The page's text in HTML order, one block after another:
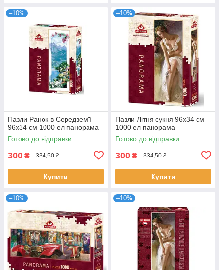
–10%
Пазли Ранок в Середзем'ї
96х34 см 1000 ел панорама
Готово до відправки
300 ₴ 334,50 ₴
Купити
–10%
Пазли Літня сукня 96х34 см
1000 ел панорама
Готово до відправки
300 ₴ 334,50 ₴
Купити
–10% –10%